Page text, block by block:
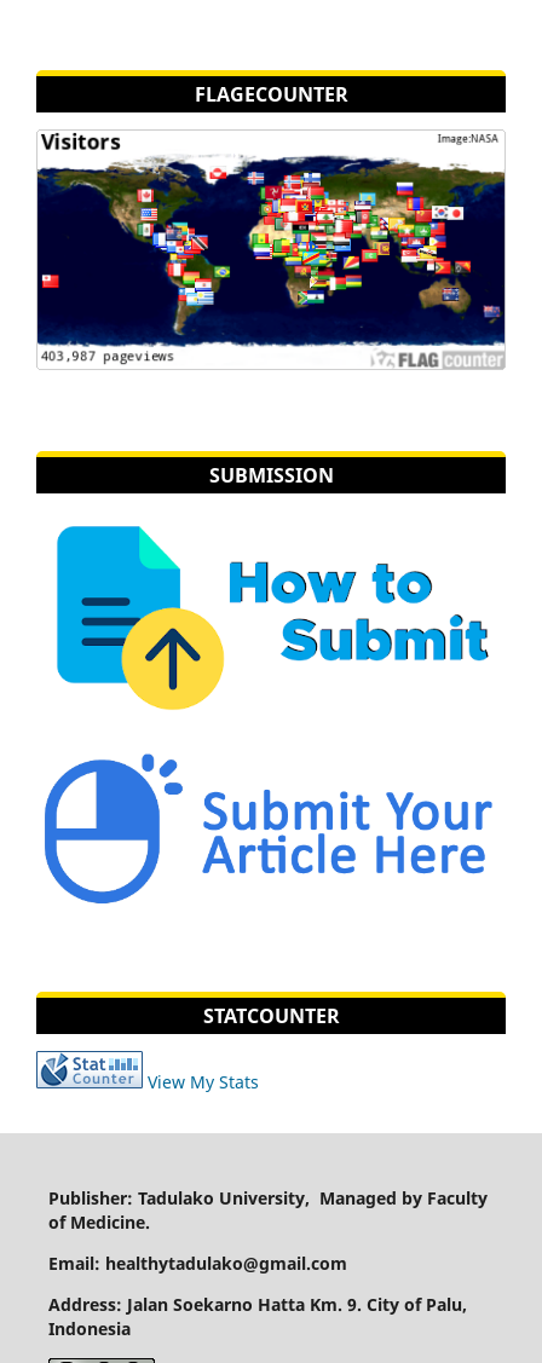
FLAGECOUNTER
SUBMISSION
STATCOUNTER
View My Stats
Publisher: Tadulako University, Managed by Faculty
of Medicine.
Email: healthytadulako@gmail.com
Address: Jalan Soekarno Hatta Km. 9. City of Palu,
Indonesia